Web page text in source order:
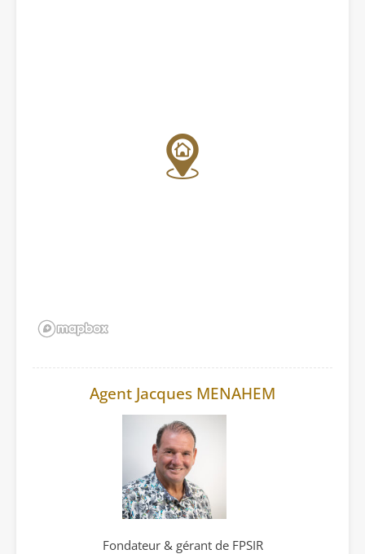
Agent Jacques MENAHEM
Fondateur & gérant de FPSIR